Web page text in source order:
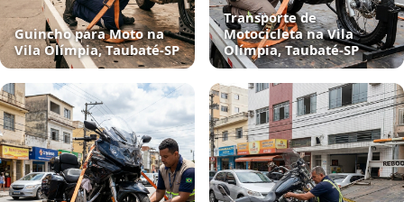
Guincho para Moto na
Vila Olímpia, Taubaté‑SP
Transporte de
Motocicleta na Vila
Olímpia, Taubaté‑SP